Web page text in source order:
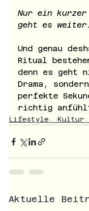
Nur ein kurzer
geht es weiter.
Und genau
Ritual
denn es geht
Drama,
perfekte
richtig
Lifestyle, Kultur,
Aktuelle